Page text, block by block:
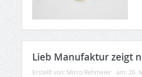
Lieb Manufaktur zeigt
Erstellt von: Mirco Rehmeier am: 26.